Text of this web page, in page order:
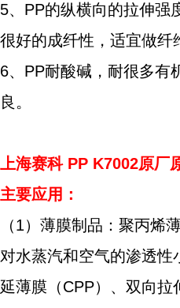
5、PP的纵横向的拉伸强
很好的成纤性，适宜做纤
6、PP耐酸碱，耐很多有
良。
上海赛科 PP K7002原厂
主要应用：
（1）薄膜制品：聚丙烯
对水蒸汽和空气的渗透
延薄膜（CPP）、双向拉